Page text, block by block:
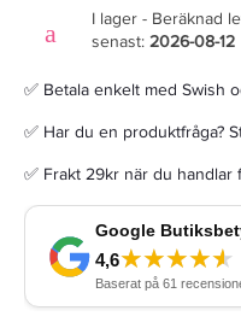
I lager - Beräknad
senast: 2026-08-12
✅ Betala enkelt med Swish
✅ Har du en produktfråga?
✅ Frakt 29kr när du handlar